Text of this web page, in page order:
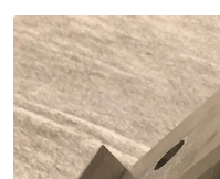
Byggkjemi
Festemateriell
Forskaling